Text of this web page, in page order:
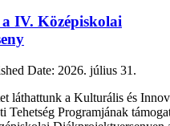
IV. Középiskolai
Date: 2026. július 31.
láthattunk a Kulturális és
Tehetség Programjának